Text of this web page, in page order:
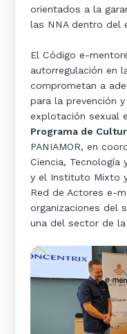
orientados a la
las NNA dentro del
El Código e-
autorregulación en
comprometan a
para la prevención
explotación sexual
Programa de
PANIAMOR, en
Ciencia, Tecnología
y el Instituto Mixto
Red de Actores e-
organizaciones del
una del sector de